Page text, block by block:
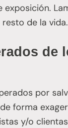
de la vida.
de
por
forma
y/o